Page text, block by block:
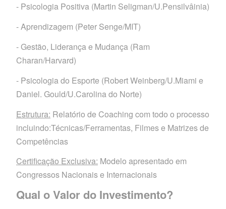
- Psicologia Positiva (Martin Seligman/U.Pensilvâinia)
- Aprendizagem (Peter Senge/MIT)
- Gestão, Liderança e Mudança (Ram
Charan/Harvard)
- Psicologia do Esporte (Robert Weinberg/U.Miami e
Daniel. Gould/U.Carolina do Norte)
Estrutura: Relatório de Coaching com todo o processo
incluindo:Técnicas/Ferramentas, Filmes e Matrizes de
Competências
Certificação Exclusiva: Modelo apresentado em
Congressos Nacionais e Internacionais
Qual o Valor do Investimento?